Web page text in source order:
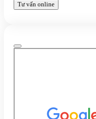
Tư vấn online